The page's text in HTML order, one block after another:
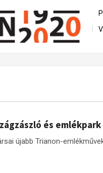
és emlékpark
újabb Trianon-